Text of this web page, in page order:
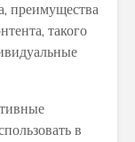
преимущества
такого
в